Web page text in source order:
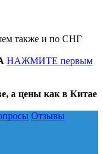
также и по СНГ
НАЖМИТЕ первым
а цены как в Китае
Отзывы